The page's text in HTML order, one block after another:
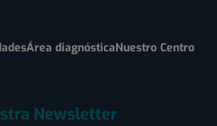
Área diagnósticaNuestro Centro
Newsletter